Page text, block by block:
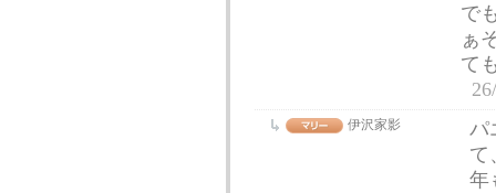
で
ぁ
て
伊沢家影
パ
て
年